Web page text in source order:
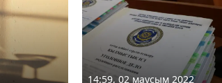
14:59, 02 маусым 2022